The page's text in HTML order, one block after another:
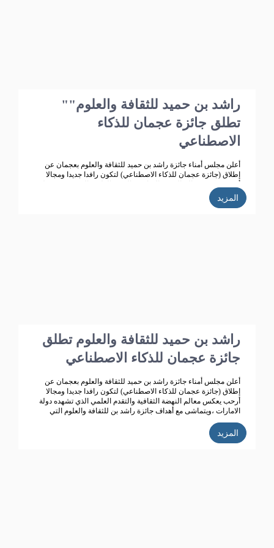
"راشد بن حميد للثقافة والعلوم"
تطلق جائزة عجمان للذكاء
الاصطناعي
أعلن مجلس أمناء جائزة راشد بن حميد للثقافة والعلوم بعجمان عن
إطلاق (جائزة عجمان للذكاء الاصطناعي) لتكون رافدا جديدا ومجالا
الامارات ،ويتماشى مع أهداف جائزة راشد بن للثقافة والعلوم التي
تعمل على تحقيق تنمية ثقافية متميزة، ودعم حركة البحث العلمي
المزيد
راشد بن حميد للثقافة والعلوم تطلق
جائزة عجمان للذكاء الاصطناعي
أعلن مجلس أمناء جائزة راشد بن حميد للثقافة والعلوم بعجمان عن
إطلاق (جائزة عجمان للذكاء الاصطناعي) لتكون رافدا جديدا ومجالا
أرحب يعكس معالم النهضة الثقافية والتقدم العلمي الذي تشهده دولة
الامارات ،ويتماشى مع أهداف جائزة راشد بن للثقافة والعلوم التي
تعمل على تحقيق تنمية ثقافية متميزة، ودعم حركة البحث العلمي
واثراء الحياة الثقافية المتطورة في دولة الامارات، الى جانب تكريم
الباحثين ودعم انتاجهم العلمي كي يساهم في احداث نقلة حضارية
المزيد